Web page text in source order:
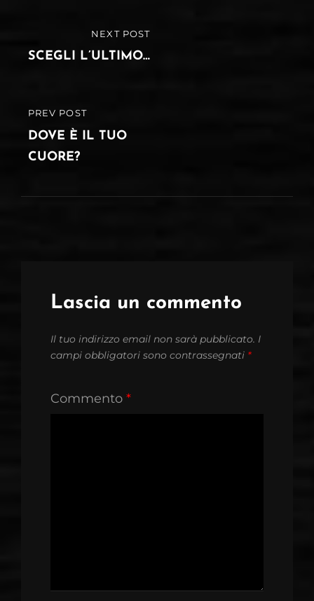
Navigazione
articoli
PREVIOUS
POST
PREV POST
DOVE È IL TUO
CUORE?
POST
NEXT POST
SCEGLI L’ULTIMO…
Lascia un commento
Il tuo indirizzo email non sarà pubblicato. I
campi obbligatori sono contrassegnati *
Commento *